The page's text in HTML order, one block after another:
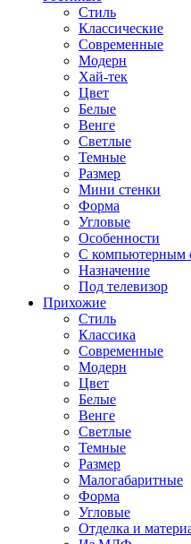
Стиль
Классические
Современные
Модерн
Хай-тек
Цвет
Белые
Венге
Светлые
Темные
Размер
Мини стенки
Форма
Угловые
Особенности
С компьютерным
Назначение
Под телевизор
Прихожие
Стиль
Классика
Современные
Модерн
Цвет
Белые
Венге
Светлые
Темные
Размер
Малогабаритные
Форма
Угловые
Отделка и